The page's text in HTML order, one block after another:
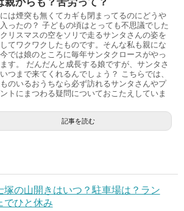
は煙突も無くてカギも閉まってるのにどうや
ったの？ 子どもの頃はとっても不思議でした
リスマスの空をソリで走るサンタさんの姿を
てワクワクしたものです。そんな私も親にな
では娘のところに毎年サンタクロースがやっ
す。 だんだんと成長する娘ですが、サンタさ
つまで来てくれるんでしょう？ こちらでは、
のいるおうちなら必ず訪れるサンタさんやプ
トにまつわる疑問についておこたえしていま
記事を読む
塚の山開きはいつ？駐車場は？ラン
でひと休み